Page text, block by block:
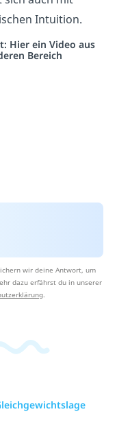
Intuition.
Hier ein Video aus
Bereich
wir deine Antwort, um
dazu erfährst du in unserer
.